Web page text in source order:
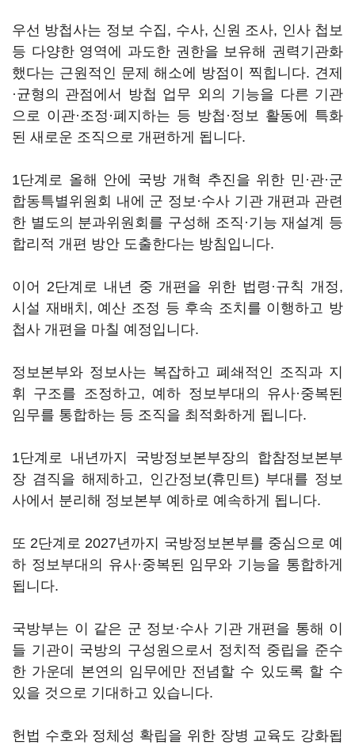
우선 방첩사는 정보 수집, 수사, 신원 조사, 인사 첩보
등 다양한 영역에 과도한 권한을 보유해 권력기관화
했다는 근원적인 문제 해소에 방점이 찍힙니다. 견제
·균형의 관점에서 방첩 업무 외의 기능을 다른 기관
으로 이관·조정·폐지하는 등 방첩·정보 활동에 특화
된 새로운 조직으로 개편하게 됩니다.
1단계로 올해 안에 국방 개혁 추진을 위한 민·관·군
합동특별위원회 내에 군 정보·수사 기관 개편과 관련
한 별도의 분과위원회를 구성해 조직·기능 재설계 등
합리적 개편 방안 도출한다는 방침입니다.
이어 2단계로 내년 중 개편을 위한 법령·규칙 개정,
시설 재배치, 예산 조정 등 후속 조치를 이행하고 방
첩사 개편을 마칠 예정입니다.
정보본부와 정보사는 복잡하고 폐쇄적인 조직과 지
휘 구조를 조정하고, 예하 정보부대의 유사·중복된
임무를 통합하는 등 조직을 최적화하게 됩니다.
1단계로 내년까지 국방정보본부장의 합참정보본부
장 겸직을 해제하고, 인간정보(휴민트) 부대를 정보
사에서 분리해 정보본부 예하로 예속하게 됩니다.
또 2단계로 2027년까지 국방정보본부를 중심으로 예
하 정보부대의 유사·중복된 임무와 기능을 통합하게
됩니다.
국방부는 이 같은 군 정보·수사 기관 개편을 통해 이
들 기관이 국방의 구성원으로서 정치적 중립을 준수
한 가운데 본연의 임무에만 전념할 수 있도록 할 수
있을 것으로 기대하고 있습니다.
헌법 수호와 정체성 확립을 위한 장병 교육도 강화됩